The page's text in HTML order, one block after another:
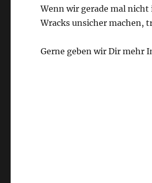
Wenn wir gerade mal
Wracks unsicher machen,
Gerne geben wir Dir mehr